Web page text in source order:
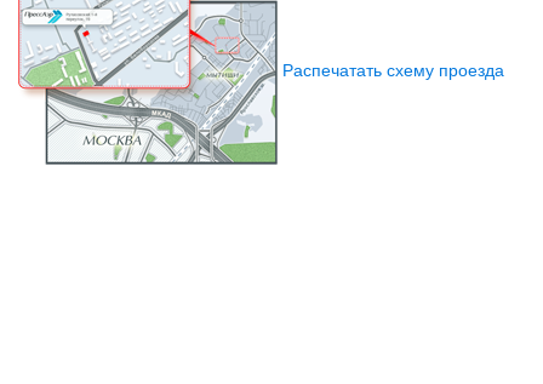
Распечатать схему проезда